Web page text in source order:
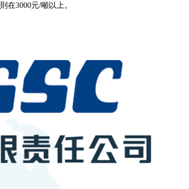
在3000元/噸以上。